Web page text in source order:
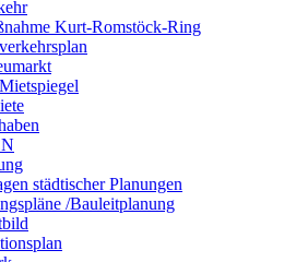
Kurt-Romstöck-Ring
städtischer Planungen
/Bauleitplanung